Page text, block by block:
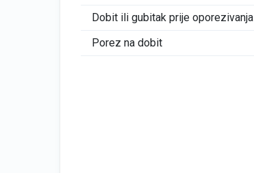
Dobit ili gubitak prije oporezivanja
Porez na dobit